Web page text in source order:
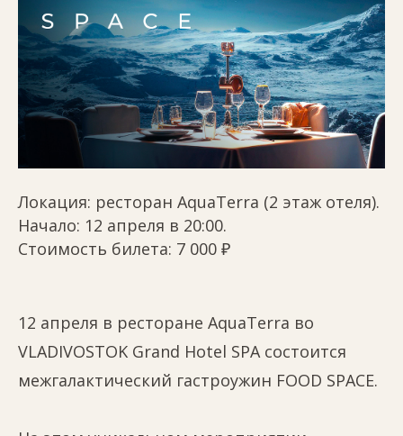
Локация: ресторан AquaTerra (2 этаж отеля).
Начало: 12 апреля в 20:00.
Стоимость билета: 7 000 ₽
12 апреля в ресторане AquaTerra во
VLADIVOSTOK Grand Hotel SPA состоится
межгалактический гастроужин FOOD SPACE.